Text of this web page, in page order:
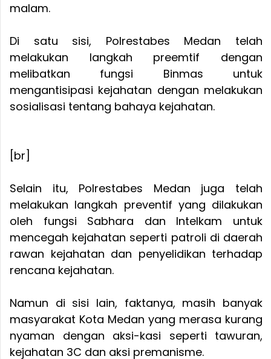
malam.
Di satu sisi, Polrestabes Medan telah
melakukan langkah preemtif dengan
melibatkan fungsi Binmas untuk
mengantisipasi kejahatan dengan melakukan
sosialisasi tentang bahaya kejahatan.
[br]
Selain itu, Polrestabes Medan juga telah
melakukan langkah preventif yang dilakukan
oleh fungsi Sabhara dan Intelkam untuk
mencegah kejahatan seperti patroli di daerah
rawan kejahatan dan penyelidikan terhadap
rencana kejahatan.
Namun di sisi lain, faktanya, masih banyak
masyarakat Kota Medan yang merasa kurang
nyaman dengan aksi-kasi seperti tawuran,
kejahatan 3C dan aksi premanisme.